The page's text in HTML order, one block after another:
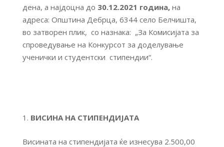
дена, а најдоцна до 30.12.2021 година,на
адреса: Општина Дебрца, 6344 село Белчишта,
во затворен плик, со назнака: „За Комисијата за
спроведување на Конкурсот за доделување
ученички и студентски стипендии“.
ВИСИНА НА СТИПЕНДИЈАТА
Висината на стипендијата ќе изнесува 2.500,00